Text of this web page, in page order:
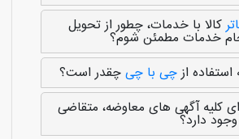
کالا با خدمات، چطور از تحویل
خدمات مطمئن شوم؟
استفاده از چی با چی چقدر است؟
کلیه آگهی های معاوضه، متقاضی
وجود دارد؟